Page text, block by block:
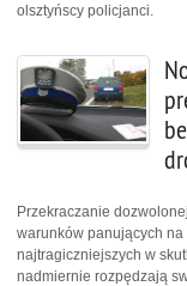
olsztyńscy policjanci.
Przekraczanie
warunków panujących na
najtragiczniejszych w
nadmiernie rozpędzają